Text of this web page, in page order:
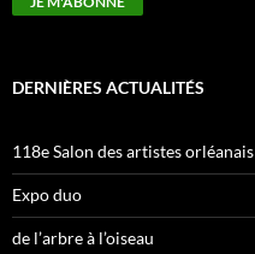
DERNIÈRES ACTUALITÉS
118e Salon des artistes orléanais
Expo duo
de l’arbre à l’oiseau